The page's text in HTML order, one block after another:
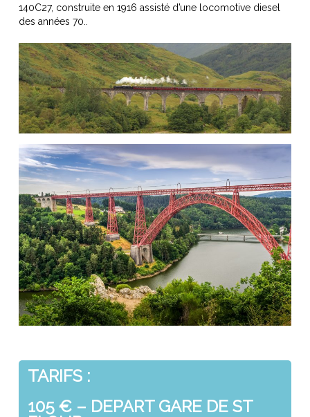
140C27, construite en 1916 assisté d’une locomotive diesel
des années 70..
TARIFS :
105 € – DEPART GARE DE ST